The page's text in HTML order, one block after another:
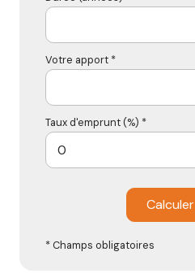
Votre apport *
Taux d'emprunt (%) *
Calculer
* Champs obligatoires